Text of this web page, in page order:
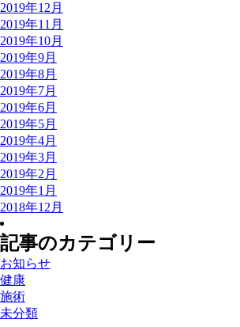
2019年12月
2019年11月
2019年10月
2019年9月
2019年8月
2019年7月
2019年6月
2019年5月
2019年4月
2019年3月
2019年2月
2019年1月
2018年12月
記事のカテゴリー
お知らせ
健康
施術
未分類